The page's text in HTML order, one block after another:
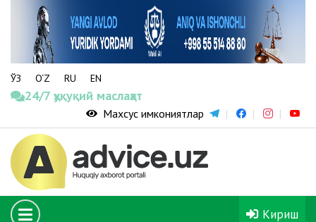
ЎЗ O‘Z RU EN
24/7 ҳуқуқий маслаҳат
Махсус имкониятлар
Кириш